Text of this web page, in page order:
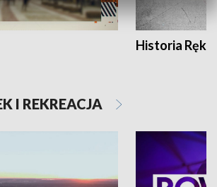
Historia Ręką
I REKREACJA